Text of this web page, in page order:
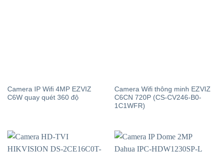
Camera IP Wifi 4MP EZVIZ
C6W quay quét 360 độ
Camera Wifi thông minh EZVIZ
C6CN 720P (CS-CV246-B0-
1C1WFR)